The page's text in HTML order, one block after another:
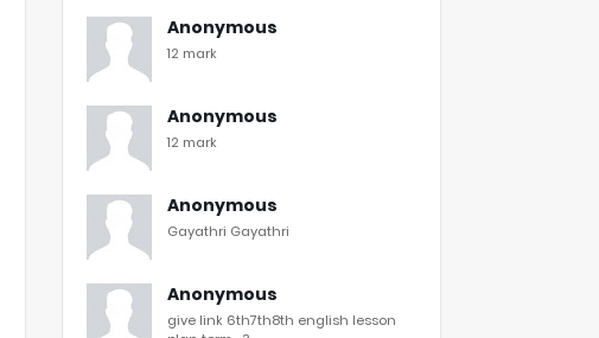
Anonymous
12 mark
Anonymous
12 mark
Anonymous
Gayathri Gayathri
Anonymous
give link 6th7th8th english lesson